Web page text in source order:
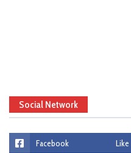
Social Network
Facebook Like